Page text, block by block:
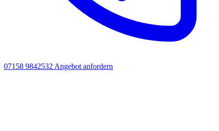
07158 9842532 Angebot anfordern